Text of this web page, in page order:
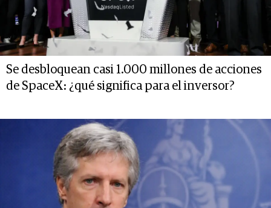
Se desbloquean casi 1.000 millones de acciones
de SpaceX: ¿qué significa para el inversor?